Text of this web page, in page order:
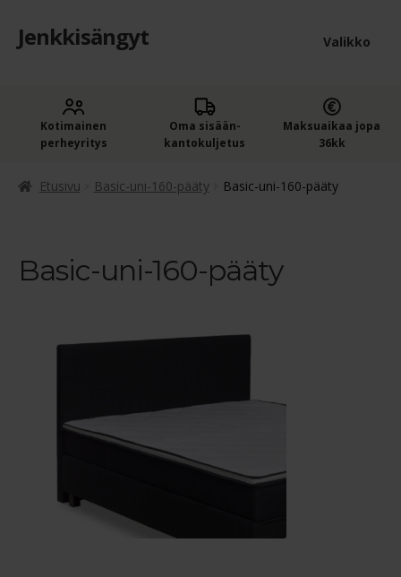
Siirry
navigointiin
Siirry
sisältöön
Jenkkisängyt Valikko
Jenkkisängyt
Oheistuotteet
Kassa
Maksuehdot
Kotimainen
perheyritys
Oma sisään­
kantokuljetus
Maksuaikaa jopa
36kk
Etusivu Basic-uni-160-pääty Basic-uni-160-pääty
Basic-uni-160-pääty